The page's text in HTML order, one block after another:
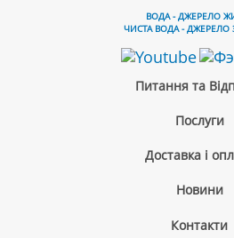
ВОДА - ДЖЕРЕЛО
ЧИСТА ВОДА - ДЖЕРЕЛО
Питання та
Послуги
Доставка і
Новини
Контакти